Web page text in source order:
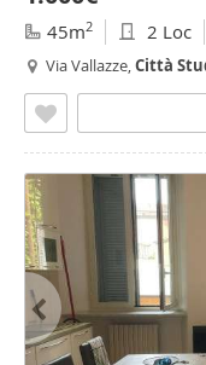
45m2 2 Loc
Via Vallazze,Città